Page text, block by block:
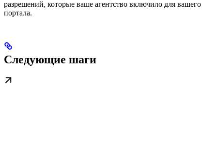
разрешений, которые ваше агентство включило для вашего
портала.
Следующие шаги